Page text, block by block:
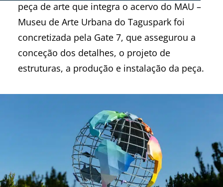
peça de arte que integra o acervo do MAU –
Museu de Arte Urbana do Taguspark foi
concretizada pela Gate 7, que assegurou a
conceção dos detalhes, o projeto de
estruturas, a produção e instalação da peça.